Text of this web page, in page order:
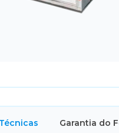
Garantia do